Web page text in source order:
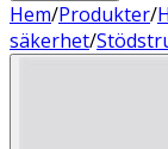
Hem/Produkter/
säkerhet/